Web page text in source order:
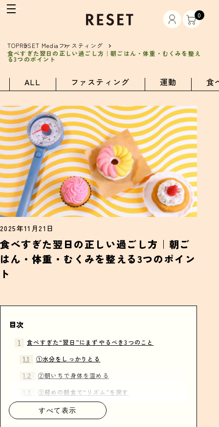
0
TOPRESET Media ファスティング
食べすぎた翌日の正しい過ごし方｜朝ごはん・体重・むくみを整え
る3つのポイント
ALL ファスティング 運動 食
2025年11月21日
食べすぎた翌日の正しい過ごし方｜朝ご
はん・体重・むくみを整える3つのポイン
ト
目次
食べすぎた“翌日”にまずやるべき3つのこと
①水分をしっかりとる
②朝いちで身体を温める
③軽めの朝食で“リズム”を戻す
翌日の朝ごはんは何を食べる？
すべて表示